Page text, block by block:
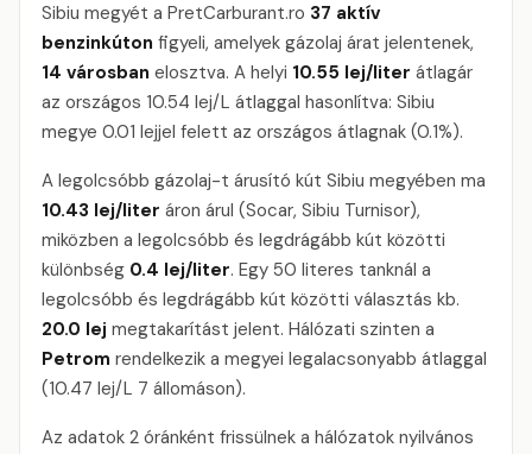
Sibiu megyét a PretCarburant.ro 37 aktív
benzinkúton figyeli, amelyek gázolaj árat jelentenek,
14 városban elosztva. A helyi 10.55 lej/liter átlagár
az országos 10.54 lej/L átlaggal hasonlítva: Sibiu
megye 0.01 lejjel felett az országos átlagnak (0.1%).
A legolcsóbb gázolaj-t árusító kút Sibiu megyében ma
10.43 lej/liter áron árul (Socar, Sibiu Turnisor),
miközben a legolcsóbb és legdrágább kút közötti
különbség 0.4 lej/liter. Egy 50 literes tanknál a
legolcsóbb és legdrágább kút közötti választás kb.
20.0 lej megtakarítást jelent. Hálózati szinten a
Petrom rendelkezik a megyei legalacsonyabb átlaggal
(10.47 lej/L 7 állomáson).
Az adatok 2 óránként frissülnek a hálózatok nyilvános